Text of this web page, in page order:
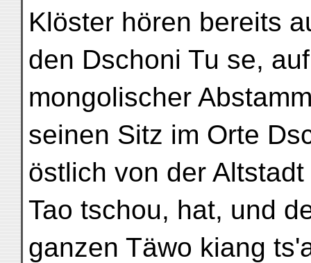
Klöster hören bereits
den Dschoni Tu se,
mongolischer
seinen Sitz im Orte
östlich von der Altstadt
Tao tschou, hat, und
ganzen Täwo kiang